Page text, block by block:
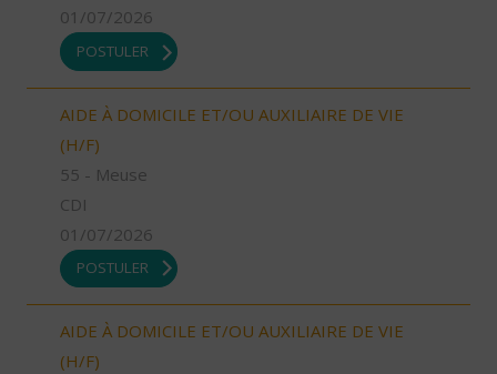
01/07/2026
POSTULER
AIDE À DOMICILE ET/OU AUXILIAIRE DE VIE
(H/F)
55 - Meuse
CDI
01/07/2026
POSTULER
AIDE À DOMICILE ET/OU AUXILIAIRE DE VIE
(H/F)